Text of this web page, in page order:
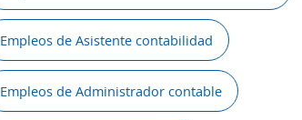
Empleos de Asistente contabilidad
Empleos de Administrador contable